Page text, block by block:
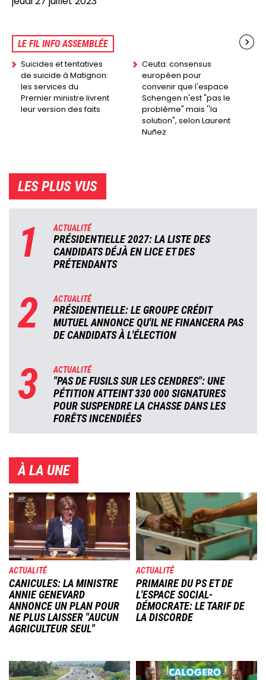
LE FIL INFO ASSEMBLÉE
Suicides et tentatives
de suicide à Matignon:
les services du
Premier ministre livrent
leur version des faits
Ceuta: consensus
européen pour
convenir que l'espace
Schengen n'est "pas le
problème" mais ''la
solution", selon Laurent
Nuñez
LES PLUS VUS
1 ACTUALITÉ
PRÉSIDENTIELLE 2027: LA LISTE DES
CANDIDATS DÉJÀ EN LICE ET DES
PRÉTENDANTS
2 ACTUALITÉ
PRÉSIDENTIELLE: LE GROUPE CRÉDIT
MUTUEL ANNONCE QU'IL NE FINANCERA PAS
DE CANDIDATS À L'ÉLECTION
3 ACTUALITÉ
"PAS DE FUSILS SUR LES CENDRES": UNE
PÉTITION ATTEINT 330 000 SIGNATURES
POUR SUSPENDRE LA CHASSE DANS LES
FORÊTS INCENDIÉES
À LA UNE
Image
ACTUALITÉ
CANICULES: LA MINISTRE
ANNIE GENEVARD
ANNONCE UN PLAN POUR
NE PLUS LAISSER "AUCUN
AGRICULTEUR SEUL"
Image
ACTUALITÉ
PRIMAIRE DU PS ET DE
L'ESPACE SOCIAL-
DÉMOCRATE: LE TARIF DE
LA DISCORDE
Image Image